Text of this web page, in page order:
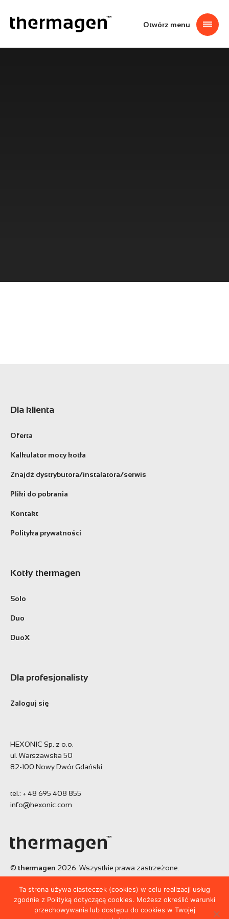
treści
Otwórz menu
Dla klienta
Oferta
Kalkulator mocy kotła
Znajdź dystrybutora/instalatora/serwis
Pliki do pobrania
Kontakt
Polityka prywatności
Kotły thermagen
Solo
Duo
DuoX
Dla profesjonalisty
Zaloguj się
HEXONIC Sp. z o.o.
ul. Warszawska 50
82-100 Nowy Dwór Gdański
tel.: + 48 695 408 855
info@hexonic.com
© thermagen 2026. Wszystkie prawa zastrzeżone.
Realizacja:
Tworzenie stron - Noveo
Ta strona używa ciasteczek (cookies) w celu realizacji usług
zgodnie z Polityką dotyczącą cookies. Możesz określić warunki
przechowywania lub dostępu do cookies w Twojej